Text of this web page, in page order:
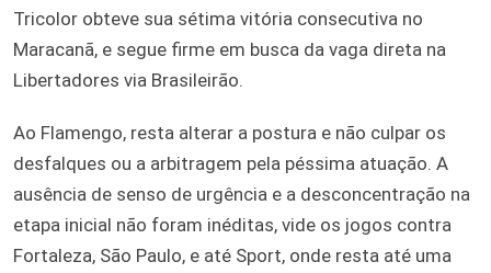
Tricolor obteve sua sétima vitória consecutiva no
Maracanã, e segue firme em busca da vaga direta na
Libertadores via Brasileirão.
Ao Flamengo, resta alterar a postura e não culpar os
desfalques ou a arbitragem pela péssima atuação. A
ausência de senso de urgência e a desconcentração na
etapa inicial não foram inéditas, vide os jogos contra
Fortaleza, São Paulo, e até Sport, onde resta até uma